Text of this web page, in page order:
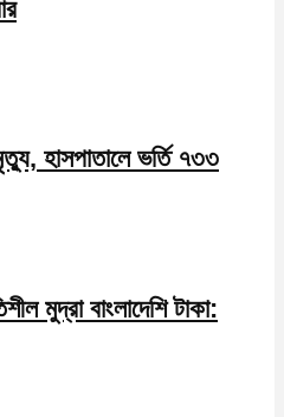
হাসপাতালে ভর্তি ৭৩৩
মুদ্রা বাংলাদেশি টাকা: